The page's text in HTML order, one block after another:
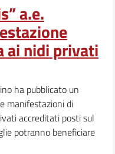
a.e.
ai nidi privati
ha pubblicato un
manifestazioni di
accreditati posti sul
potranno beneficiare